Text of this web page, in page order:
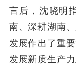
言后，沈晓明
南、深耕湖南
发展作出了重
发展新质生产